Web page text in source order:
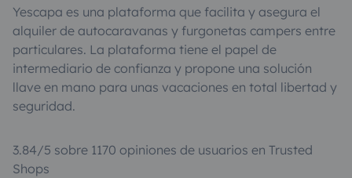
Yescapa es una plataforma que facilita y asegura el
alquiler de autocaravanas y furgonetas campers entre
particulares. La plataforma tiene el papel de
intermediario de confianza y propone una solución
llave en mano para unas vacaciones en total libertad y
seguridad.
3.84/5 sobre 1170 opiniones de usuarios en Trusted
Shops